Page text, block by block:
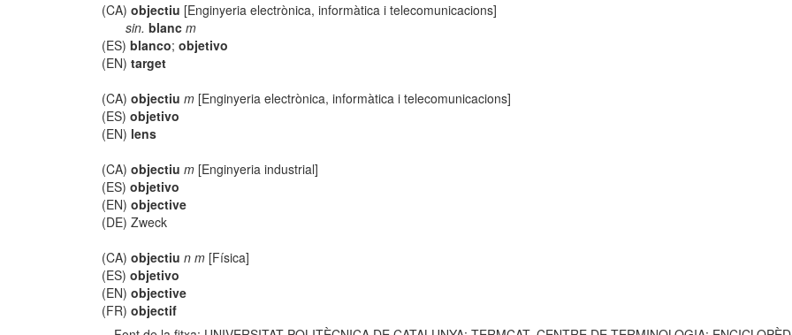
(CA)objectiu [Enginyeria electrònica, informàtica i telecomunicacions]
sin. blanc m
(ES)blanco;objetivo
(EN)target
(CA)objectiu m [Enginyeria electrònica, informàtica i telecomunicacions]
(ES)objetivo
(EN) lens
(CA)objectiu m [Enginyeria industrial]
(ES)objetivo
(EN)objective
(DE) Zweck
(CA)objectiu n m [Física]
(ES)objetivo
(EN)objective
(FR)objectif